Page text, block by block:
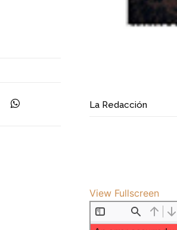
La Redacción
View Fullscreen